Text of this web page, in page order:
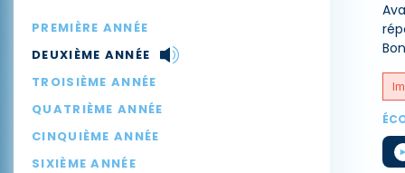
PREMIÈRE ANNÉE
DEUXIÈME ANNÉE
TROISIÈME ANNÉE
QUATRIÈME ANNÉE
CINQUIÈME ANNÉE
SIXIÈME ANNÉE